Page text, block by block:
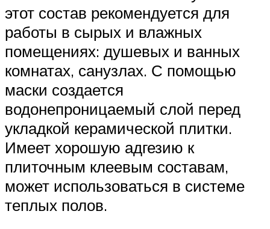
этот состав рекомендуется для
работы в сырых и влажных
помещениях: душевых и ванных
комнатах, санузлах. С помощью
маски создается
водонепроницаемый слой перед
укладкой керамической плитки.
Имеет хорошую адгезию к
плиточным клеевым составам,
может использоваться в системе
теплых полов.